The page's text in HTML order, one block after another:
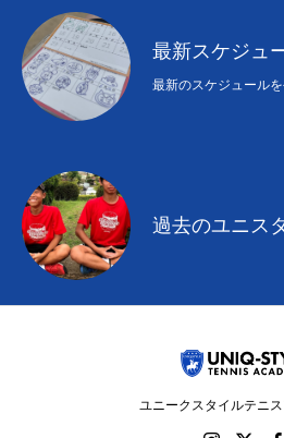
最新スケジュ
最新のスケジュール
過去のユニス
ユニークスタイルテニ